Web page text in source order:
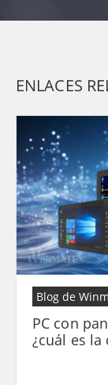
ENLACES
Blog de
PC con
¿cuál es la